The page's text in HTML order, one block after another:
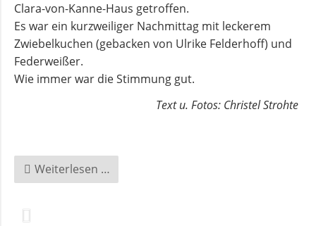
Clara-von-Kanne-Haus getroffen.
Es war ein kurzweiliger Nachmittag mit leckerem
Zwiebelkuchen (gebacken von Ulrike Felderhoff) und
Federweißer.
Wie immer war die Stimmung gut.
Text u. Fotos: Christel Strohte
Weiterlesen …
in